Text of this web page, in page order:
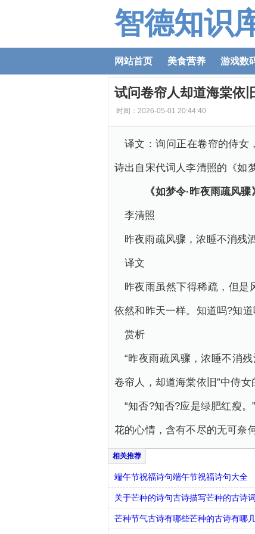
智德知识
网站首页 美食营养 游戏数
试问卷帘人却道海棠依
时间：2026-05-01 20:44:40
译文：询问正在卷帘的侍女
诗出自宋代词人李清照的《如
《如梦令·昨夜雨疏风骤
李清照
昨夜雨疏风骤，浓睡不消残
译文
昨夜雨虽然下得稀疏，但是
依然和昨天一样。知道吗?知
赏析
“昨夜雨疏风骤，浓睡不消
卷帘人，却道海棠依旧”中侍女
“知否?知否?应是绿肥红瘦
花的心情，含有不尽的无可奈
端午节祝福诗句端午节祝福诗句大全
关于芒种的诗句古诗描写芒种的古诗词
芒种节气古诗有哪些芒种的古诗有哪